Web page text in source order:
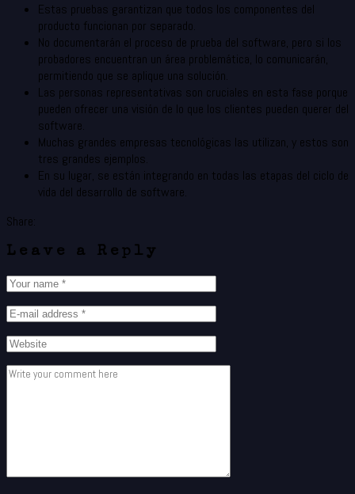
Estas pruebas garantizan que todos los componentes del
producto funcionan por separado.
No documentarán el proceso de prueba del software, pero si los
probadores encuentran un área problemática, lo comunicarán,
permitiendo que se aplique una solución.
Las personas representativas son cruciales en esta fase porque
pueden ofrecer una visión de lo que los clientes pueden querer del
software.
Muchas grandes empresas tecnológicas las utilizan, y estos son
tres grandes ejemplos.
En su lugar, se están integrando en todas las etapas del ciclo de
vida del desarrollo de software.
Share:
Leave a Reply